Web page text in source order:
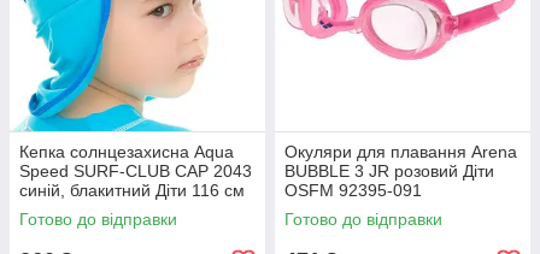
Кепка солнцезахисна Aqua
Speed SURF-CLUB CAP 2043
синій, блакитний Діти 116 см
384-02
Готово до відправки
Окуляри для плавання Arena
BUBBLE 3 JR розовий Діти
OSFM 92395-091
Готово до відправки